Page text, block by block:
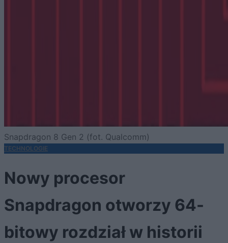
Snapdragon 8 Gen 2 (fot. Qualcomm)
TECHNOLOGIE
Nowy procesor
Snapdragon otworzy 64-
bitowy rozdział w historii